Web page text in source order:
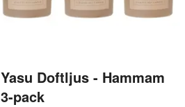
Yasu Doftljus - Hammam
3-pack